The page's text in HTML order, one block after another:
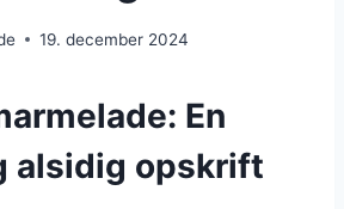
19. december 2024
En
alsidig opskrift